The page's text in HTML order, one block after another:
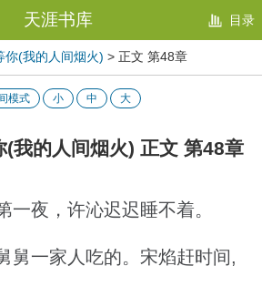
天涯书库 目录
你(我的人间烟火) > 正文 第48章
模式 小 中 大
(我的人间烟火) 正文 第48章
夜，许沁迟迟睡不着。
一家人吃的。宋焰赶时间,